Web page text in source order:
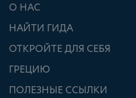
О НАС
НАЙТИ ГИДА
ОТКРОЙТЕ ДЛЯ СЕБЯ
ГРЕЦИЮ
ПОЛЕЗНЫЕ ССЫЛКИ